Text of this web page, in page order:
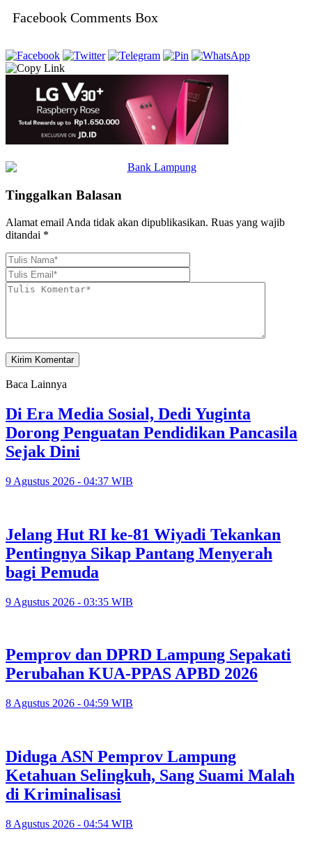
Facebook Comments Box
Tinggalkan Balasan
Alamat email Anda tidak akan dipublikasikan. Ruas yang wajib
ditandai *
Baca Lainnya
Di Era Media Sosial, Dedi Yuginta
Dorong Penguatan Pendidikan Pancasila
Sejak Dini
9 Agustus 2026 - 04:37 WIB
Jelang Hut RI ke-81 Wiyadi Tekankan
Pentingnya Sikap Pantang Menyerah
bagi Pemuda
9 Agustus 2026 - 03:35 WIB
Pemprov dan DPRD Lampung Sepakati
Perubahan KUA-PPAS APBD 2026
8 Agustus 2026 - 04:59 WIB
Diduga ASN Pemprov Lampung
Ketahuan Selingkuh, Sang Suami Malah
di Kriminalisasi
8 Agustus 2026 - 04:54 WIB